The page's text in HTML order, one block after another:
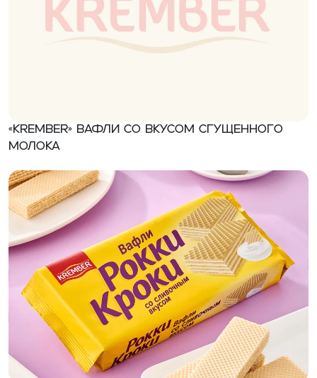
«Krember» Вафли со вкусом сгущенного
молока